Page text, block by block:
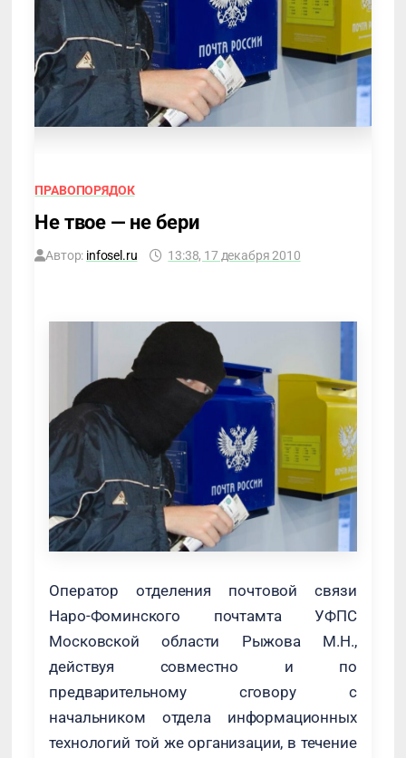
ПРАВОПОРЯДОК
Не твое — не бери
Автор: infosel.ru 13:38, 17 декабря 2010
Оператор отделения почтовой связи
Наро-Фоминского почтамта УФПС
Московской области Рыжова М.Н.,
действуя совместно и по
предварительному сговору с
начальником отдела информационных
технологий той же организации, в течение